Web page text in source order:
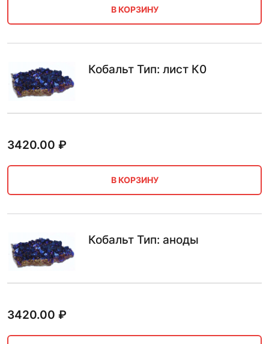
В КОРЗИНУ
Кобальт Тип: лист К0
3420.00 ₽
В КОРЗИНУ
Кобальт Тип: аноды
3420.00 ₽